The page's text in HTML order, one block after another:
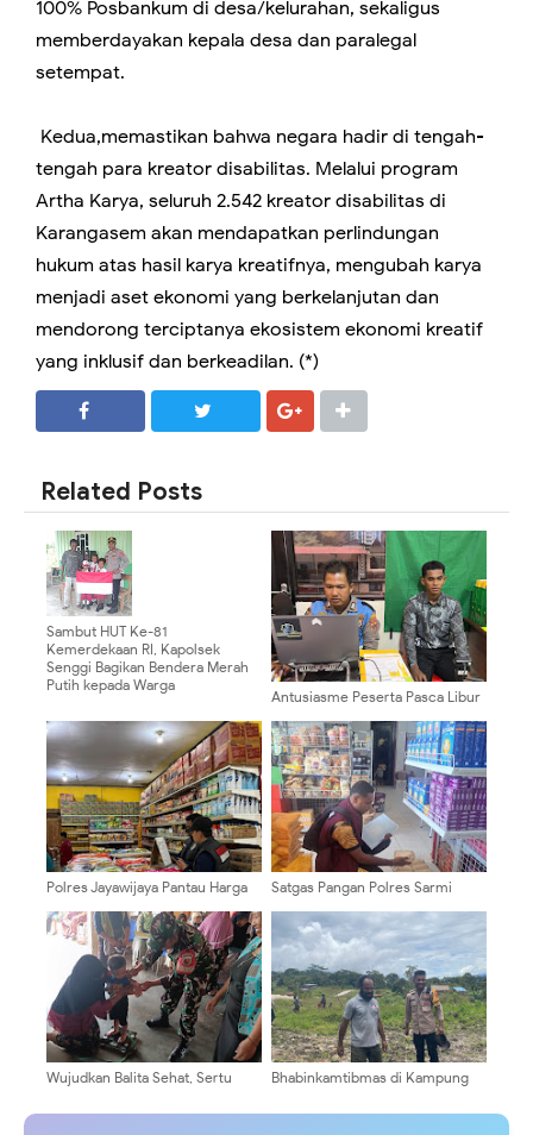
100% Posbankum di desa/kelurahan, sekaligus
memberdayakan kepala desa dan paralegal
setempat.
Kedua,memastikan bahwa negara hadir di tengah-
tengah para kreator disabilitas. Melalui program
Artha Karya, seluruh 2.542 kreator disabilitas di
Karangasem akan mendapatkan perlindungan
hukum atas hasil karya kreatifnya, mengubah karya
menjadi aset ekonomi yang berkelanjutan dan
mendorong terciptanya ekosistem ekonomi kreatif
yang inklusif dan berkeadilan. (*)
Related Posts
Sambut HUT Ke-81
Kemerdekaan RI, Kapolsek
Senggi Bagikan Bendera Merah
Putih kepada Warga
Antusiasme Peserta Pasca Libur
Verifikasi di Pabanrim Polresta
Polres Jayawijaya Pantau Harga
Pootikelek
Satgas Pangan Polres Sarmi
Beras di Kios Sultan, Pastikan
Ketersediaan dan Stabilitas
Wujudkan Balita Sehat, Sertu
Posyandu Di Desa Gondang
Bhabinkamtibmas di Kampung
Masyarakat